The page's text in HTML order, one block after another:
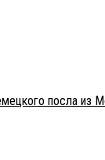
посла из